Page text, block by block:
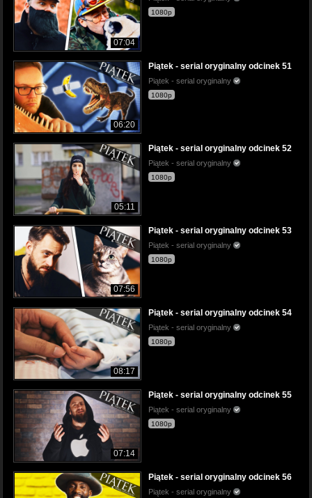
07:04
1080p
06:20
Piątek - serial oryginalny odcinek 51
Piątek - serial oryginalny
1080p
05:11
Piątek - serial oryginalny odcinek 52
Piątek - serial oryginalny
1080p
07:56
Piątek - serial oryginalny odcinek 53
Piątek - serial oryginalny
1080p
08:17
Piątek - serial oryginalny odcinek 54
Piątek - serial oryginalny
1080p
07:14
Piątek - serial oryginalny odcinek 55
Piątek - serial oryginalny
1080p
Piątek - serial oryginalny odcinek 56
Piątek - serial oryginalny